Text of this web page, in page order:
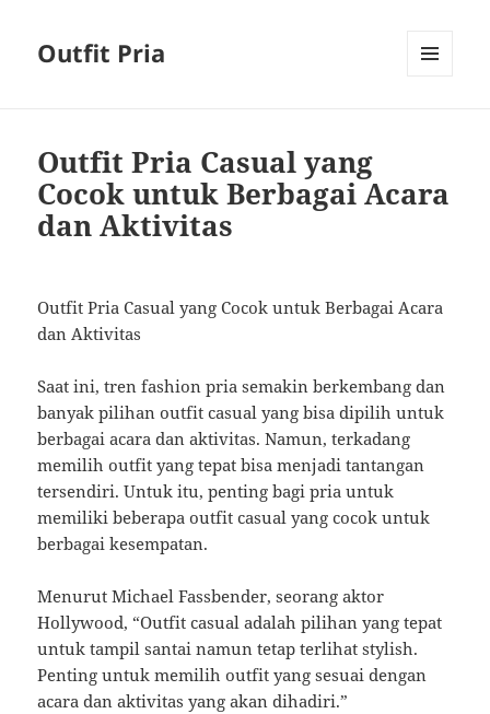
Outfit Pria
Outfit Pria Casual yang
Cocok untuk Berbagai Acara
dan Aktivitas
Outfit Pria Casual yang Cocok untuk Berbagai Acara
dan Aktivitas
Saat ini, tren fashion pria semakin berkembang dan
banyak pilihan outfit casual yang bisa dipilih untuk
berbagai acara dan aktivitas. Namun, terkadang
memilih outfit yang tepat bisa menjadi tantangan
tersendiri. Untuk itu, penting bagi pria untuk
memiliki beberapa outfit casual yang cocok untuk
berbagai kesempatan.
Menurut Michael Fassbender, seorang aktor
Hollywood, “Outfit casual adalah pilihan yang tepat
untuk tampil santai namun tetap terlihat stylish.
Penting untuk memilih outfit yang sesuai dengan
acara dan aktivitas yang akan dihadiri.”